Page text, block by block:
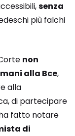
senza
più falchi
non
alla Bce,
alla
di partecipare
ha fatto notare
di